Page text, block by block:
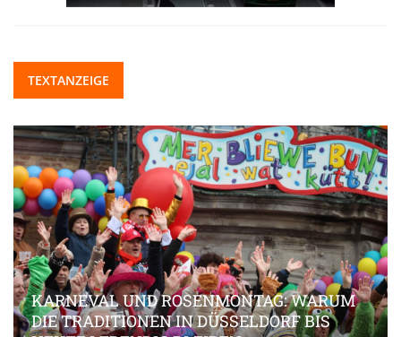
TEXTANZEIGE
KARNEVAL UND ROSENMONTAG: WARUM
DIE TRADITIONEN IN DÜSSELDORF BIS